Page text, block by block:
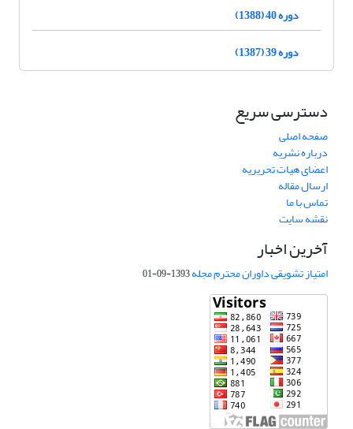
دوره 40 (1388)
دوره 39 (1387)
دسترسی سریع
صفحه اصلی
درباره نشریه
اعضای هیات تحریریه
ارسال مقاله
تماس با ما
نقشه سایت
آخرین اخبار
امتیاز تشویقی داوران محترم مجله1393-09-01